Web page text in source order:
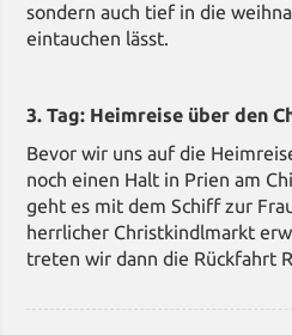
sondern auch tief in die
eintauchen lässt.
3. Tag: Heimreise über den
Bevor wir uns auf die
noch einen Halt in Prien am
geht es mit dem Schiff zur
herrlicher Christkindlmarkt
treten wir dann die Rückfahrt